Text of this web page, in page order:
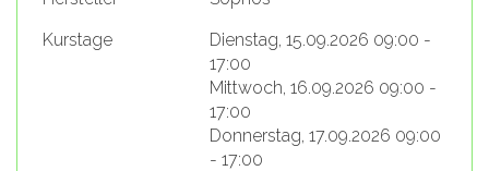
Kurstage
Dienstag, 15.09.2026 09:00 -
17:00
Mittwoch, 16.09.2026 09:00 -
17:00
Donnerstag, 17.09.2026 09:00
- 17:00